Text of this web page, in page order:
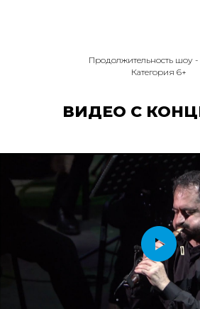
Продолжительность шоу -
Категория 6+
ВИДЕО С